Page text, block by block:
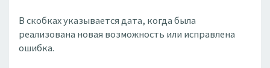
В скобках указывается дата, когда была
реализована новая возможность или исправлена
ошибка.